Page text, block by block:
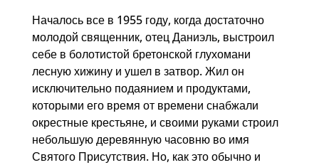
Началось все в 1955 году, когда достаточно
молодой священник, отец Даниэль, выстроил
себе в болотистой бретонской глухомани
лесную хижину и ушел в затвор. Жил он
исключительно подаянием и продуктами,
которыми его время от времени снабжали
окрестные крестьяне, и своими руками строил
небольшую деревянную часовню во имя
Святого Присутствия. Но, как это обычно и